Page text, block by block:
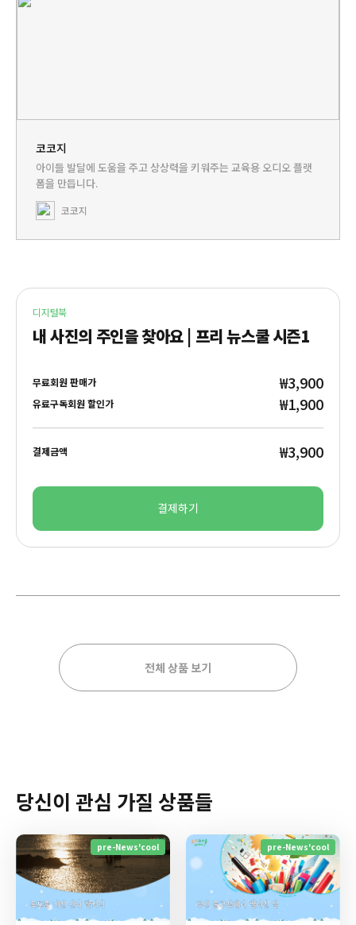
코코지
아이들 발달에 도움을 주고 상상력을 키워주는 교육용 오디오 플랫
폼을 만듭니다.
코코지
디지털북
내 사진의 주인을 찾아요 | 프리 뉴스쿨 시즌1
무료회원 판매가 ₩3,900
유료구독회원 할인가 ₩1,900
결제금액 ₩3,900
결제하기
전체 상품 보기
당신이 관심 가질 상품들
pre-News'cool pre-News'cool